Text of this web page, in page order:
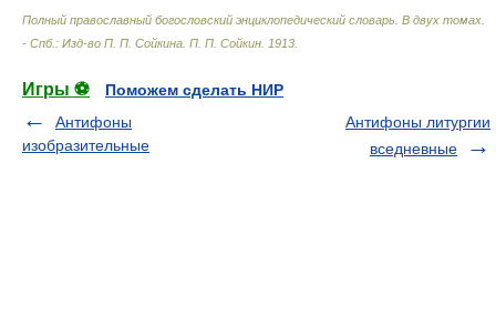
Полный православный богословский энциклопедический словарь. В двух томах.
- Спб.: Изд-во П. П. Сойкина П. П. Сойкин 1913
Игры ⚽
Поможем сделать НИР
Антифоны
изобразительные
Антифоны литургии
вседневные